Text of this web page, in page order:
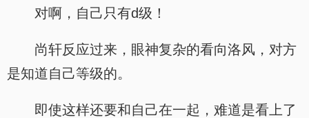
对啊，自己只有d级！
尚轩反应过来，眼神复杂的看向洛风，对方
是知道自己等级的。
即使这样还要和自己在一起，难道是看上了